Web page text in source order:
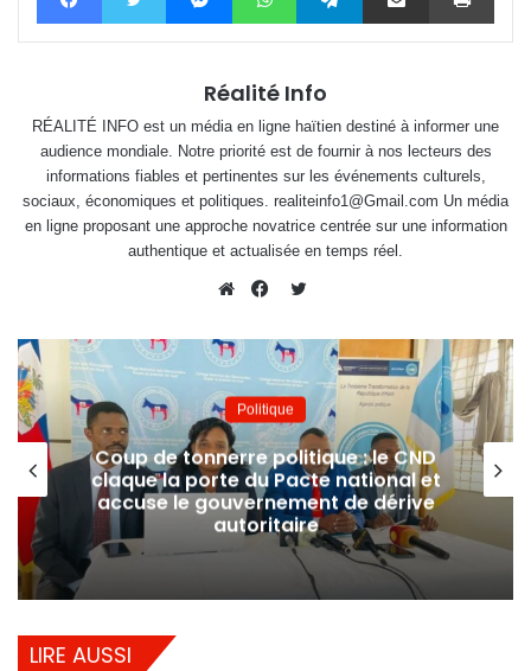
Réalité Info
RÉALITÉ INFO est un média en ligne haïtien destiné à informer une
audience mondiale. Notre priorité est de fournir à nos lecteurs des
informations fiables et pertinentes sur les événements culturels,
sociaux, économiques et politiques. realiteinfo1@Gmail.com Un média
en ligne proposant une approche novatrice centrée sur une information
authentique et actualisée en temps réel.
Politique
Coup de tonnerre politique : le CND
claque la porte du Pacte national et
accuse le gouvernement de dérive
autoritaire
LIRE AUSSI